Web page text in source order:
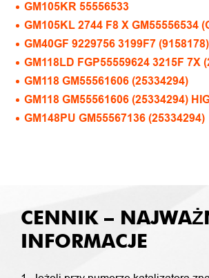
GM105KR 55556533
GM105KL 2744 F8 X GM55556534
GM40GF 9229756 3199F7
GM118LD FGP55559624 3215F 7X
GM118 GM55561606 (25334294)
GM118 GM55561606 (25334294)
GM148PU GM55567136 (25334294)
CENNIK –
INFORMACJE